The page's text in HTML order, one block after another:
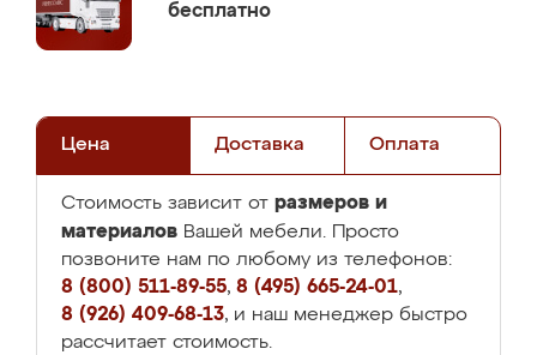
бесплатно
Цена Доставка Оплата
Стоимость зависит от размеров и
материалов Вашей мебели. Просто
позвоните нам по любому из телефонов:
8 (800) 511-89-55, 8 (495) 665-24-01,
8 (926) 409-68-13, и наш менеджер быстро
рассчитает стоимость.